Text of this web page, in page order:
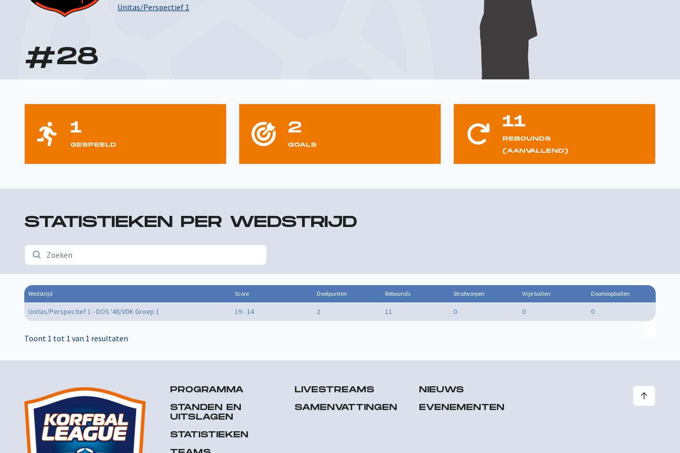
Unitas/Perspectief 1
#28
1
GESPEELD
2
GOALS
11
REBOUNDS
(AANVALLEND)
STATISTIEKEN PER WEDSTRIJD
Wedstrijd Score Doelpunten Rebounds Strafworpen Vrije ballen Doorloopballen
Unitas/Perspectief 1 - DOS '46/VDK Groep 1 19 - 14 2 11 0 0 0
Toont 1 tot 1 van 1 resultaten
PROGRAMMA
STANDEN EN
UITSLAGEN
STATISTIEKEN
LIVESTREAMS
SAMENVATTINGEN
NIEUWS
EVENEMENTEN